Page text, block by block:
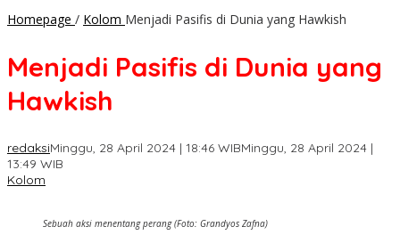
Homepage / Kolom Menjadi Pasifis di Dunia yang Hawkish
Menjadi Pasifis di Dunia yang
Hawkish
redaksiMinggu, 28 April 2024 | 18:46 WIBMinggu, 28 April 2024 |
13:49 WIB
Kolom
Sebuah aksi menentang perang (Foto: Grandyos Zafna)